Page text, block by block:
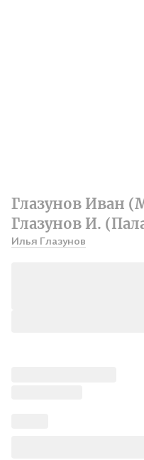
Глазунов Иван
Глазунов И.
Илья Глазунов